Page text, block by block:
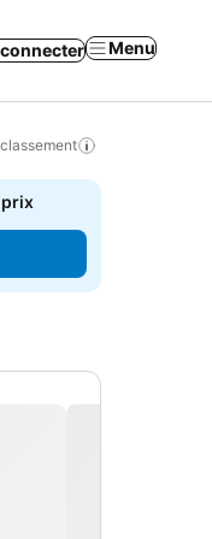
Menu
prix